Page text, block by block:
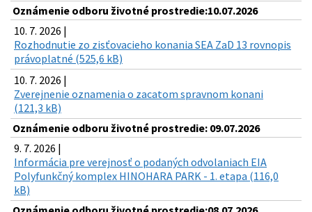
Oznámenie odboru životné prostredie:10.07.2026
10. 7. 2026 |
Rozhodnutie zo zisťovacieho konania SEA ZaD 13 rovnopis
právoplatné (525,6 kB)
10. 7. 2026 |
Zverejnenie oznamenia o zacatom spravnom konani
(121,3 kB)
Oznámenie odboru životné prostredie: 09.07.2026
9. 7. 2026 |
Informácia pre verejnosť o podaných odvolaniach EIA
Polyfunkčný komplex HINOHARA PARK - 1. etapa (116,0
kB)